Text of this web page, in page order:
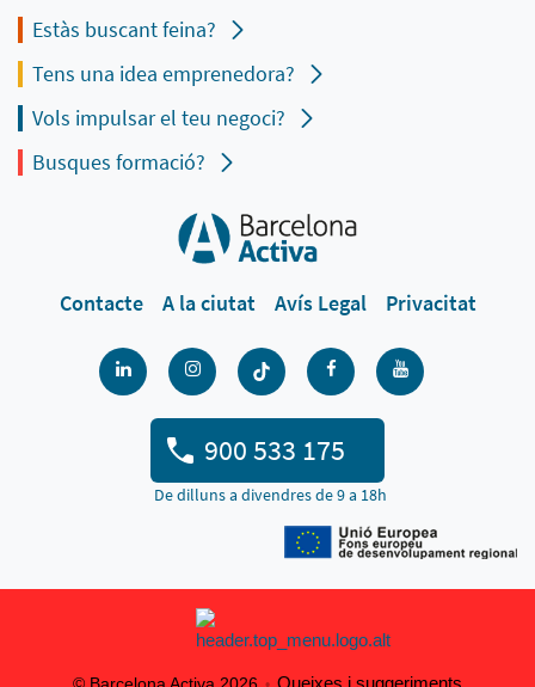
Estàs buscant feina?
Tens una idea emprenedora?
Vols impulsar el teu negoci?
Busques formació?
Contacte A la ciutat Avís Legal Privacitat
900 533 175
De dilluns a divendres de 9 a 18h